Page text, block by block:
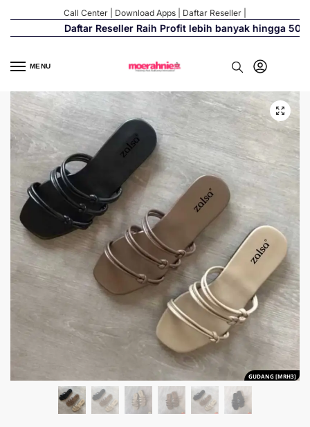
Call Center Download Apps Daftar Reseller
Daftar Reseller Raih Profit lebih banyak hingga 500%
MENU
GUDANG [MRH3]